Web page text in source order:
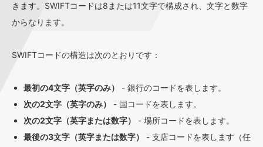
きます。SWIFTコードは8または11文字で構成され、文字と数字
からなります。
SWIFTコードの構造は次のとおりです：
最初の4文字（英字のみ）
- 銀行のコードを表します。
次の2文字（英字のみ）
- 国コードを表します。
次の2文字（英字または数字）
- 場所コードを表します。
最後の3文字（英字または数字）
- 支店コードを表します（任